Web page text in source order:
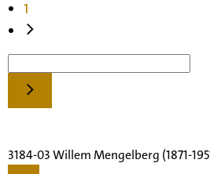
1
3184-03 Willem Mengelberg (1871-